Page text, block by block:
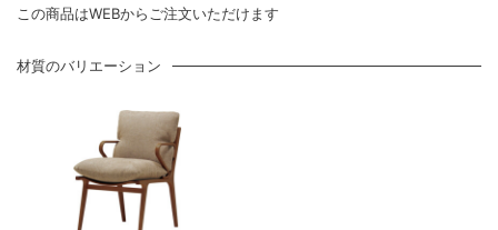
この商品はWEBからご注文いただけます
材質のバリエーション